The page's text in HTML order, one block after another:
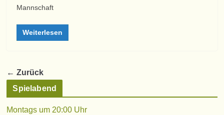
Mannschaft
Weiterlesen
← Zurück
Spielabend
Montags um 20:00 Uhr